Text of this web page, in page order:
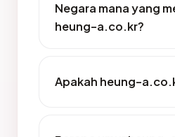
Negara mana yang
heung-a.co.kr?
Apakah heung-